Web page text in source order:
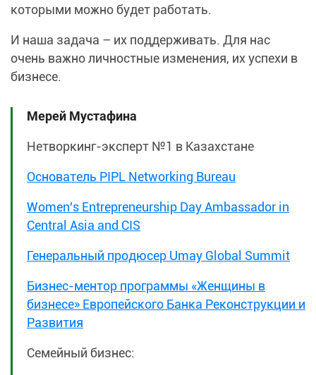
которыми можно будет работать.
И наша задача – их поддерживать. Для нас
очень важно личностные изменения, их успехи в
бизнесе.
Мерей Мустафина
Нетворкинг-эксперт №1 в Казахстане
Основатель PIPL Networking Bureau
Women's Entrepreneurship Day Ambassador in
Central Asia and CIS
Генеральный продюсер Umay Global Summit
Бизнес-ментор программы «Женщины в
бизнесе» Европейского Банка Реконструкции и
Развития
Семейный бизнес: